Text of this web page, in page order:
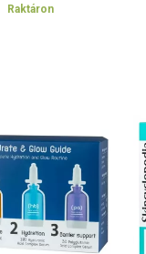
Raktáron